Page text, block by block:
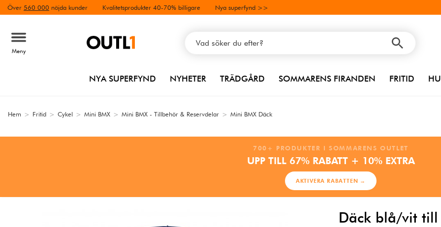
Över 560 000 nöjda kunder Kvalitetsprodukter 40-70% billigare Nya superfynd >>
Meny
NYA SUPERFYND NYHETER TRÄDGÅRD SOMMARENS FIRANDEN FRITID
Hem > Fritid > Cykel > Mini BMX > Mini BMX - Tillbehör & Reservdelar > Mini BMX Däck
700+ PRODUKTER I SOMMARENS OUTLET
UPP TILL 67% RABATT + 10% EXTRA
AKTIVERA RABATTEN →
Däck blå/vit